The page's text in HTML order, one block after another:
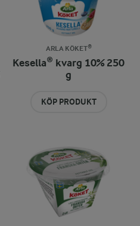
ARLA KÖKET®
Kesella® kvarg 10% 250
g
KÖP PRODUKT